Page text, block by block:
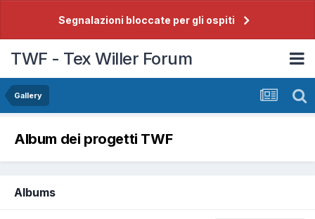
Segnalazioni bloccate per gli ospiti
TWF - Tex Willer Forum
Gallery
Album dei progetti TWF
Albums